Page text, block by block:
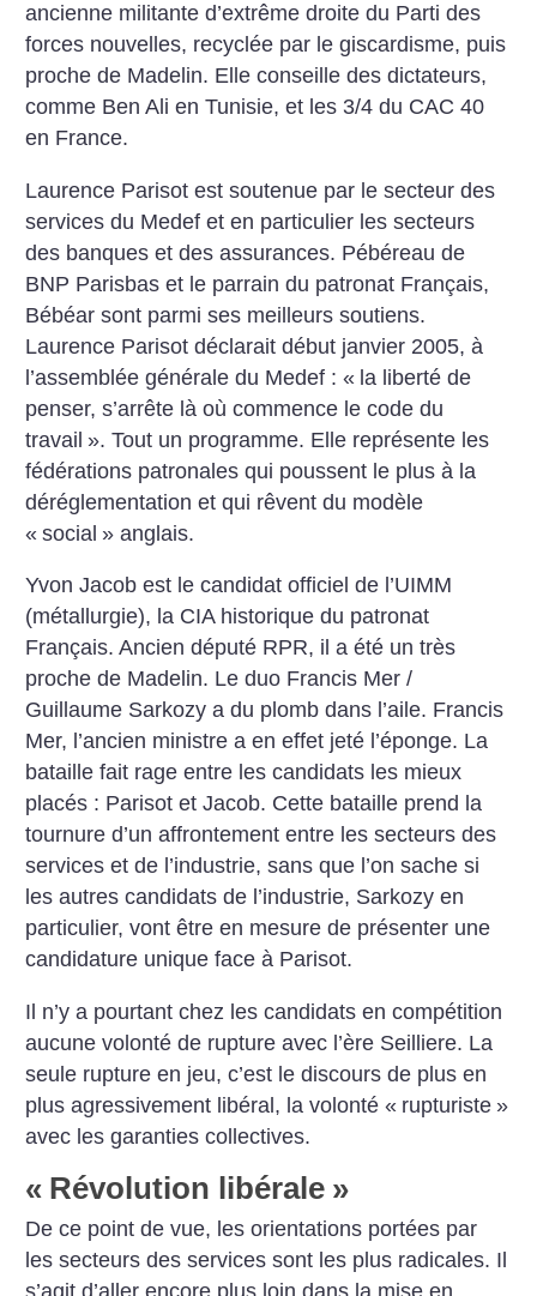
ancienne militante d’extrême droite du Parti des
forces nouvelles, recyclée par le giscardisme, puis
proche de Madelin. Elle conseille des dictateurs,
comme Ben Ali en Tunisie, et les 3/4 du CAC 40
en France.
Laurence Parisot est soutenue par le secteur des
services du Medef et en particulier les secteurs
des banques et des assurances. Pébéreau de
BNP Parisbas et le parrain du patronat Français,
Bébéar sont parmi ses meilleurs soutiens.
Laurence Parisot déclarait début janvier 2005, à
l’assemblée générale du Medef : « la liberté de
penser, s’arrête là où commence le code du
travail ». Tout un programme. Elle représente les
fédérations patronales qui poussent le plus à la
déréglementation et qui rêvent du modèle
« social » anglais.
Yvon Jacob est le candidat officiel de l’UIMM
(métallurgie), la CIA historique du patronat
Français. Ancien député RPR, il a été un très
proche de Madelin. Le duo Francis Mer /
Guillaume Sarkozy a du plomb dans l’aile. Francis
Mer, l’ancien ministre a en effet jeté l’éponge. La
bataille fait rage entre les candidats les mieux
placés : Parisot et Jacob. Cette bataille prend la
tournure d’un affrontement entre les secteurs des
services et de l’industrie, sans que l’on sache si
les autres candidats de l’industrie, Sarkozy en
particulier, vont être en mesure de présenter une
candidature unique face à Parisot.
Il n’y a pourtant chez les candidats en compétition
aucune volonté de rupture avec l’ère Seilliere. La
seule rupture en jeu, c’est le discours de plus en
plus agressivement libéral, la volonté « rupturiste »
avec les garanties collectives.
« Révolution libérale »
De ce point de vue, les orientations portées par
les secteurs des services sont les plus radicales. Il